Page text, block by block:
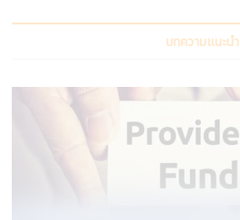
บทความแนะนำ